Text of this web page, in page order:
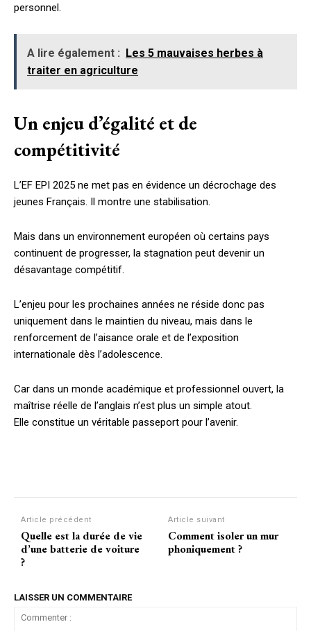
personnel.
A lire également : Les 5 mauvaises herbes à
traiter en agriculture
Un enjeu d’égalité et de
compétitivité
L’EF EPI 2025 ne met pas en évidence un décrochage des
jeunes Français. Il montre une stabilisation.
Mais dans un environnement européen où certains pays
continuent de progresser, la stagnation peut devenir un
désavantage compétitif.
L’enjeu pour les prochaines années ne réside donc pas
uniquement dans le maintien du niveau, mais dans le
renforcement de l’aisance orale et de l’exposition
internationale dès l’adolescence.
Car dans un monde académique et professionnel ouvert, la
maîtrise réelle de l’anglais n’est plus un simple atout.
Elle constitue un véritable passeport pour l’avenir.
Article précédent
Quelle est la durée de vie
d’une batterie de voiture
?
Article suivant
Comment isoler un mur
phoniquement ?
LAISSER UN COMMENTAIRE